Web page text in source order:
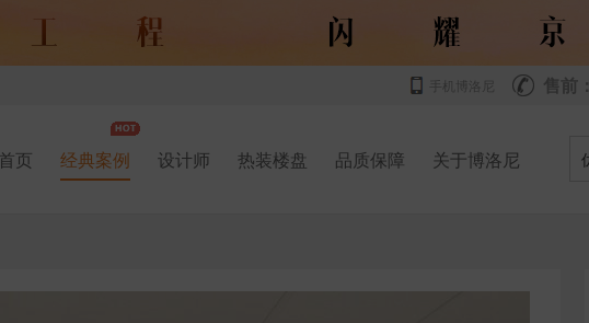
手机博洛尼 售前
页 经典案例 设计师 热装楼盘 品质保障 关于博洛尼